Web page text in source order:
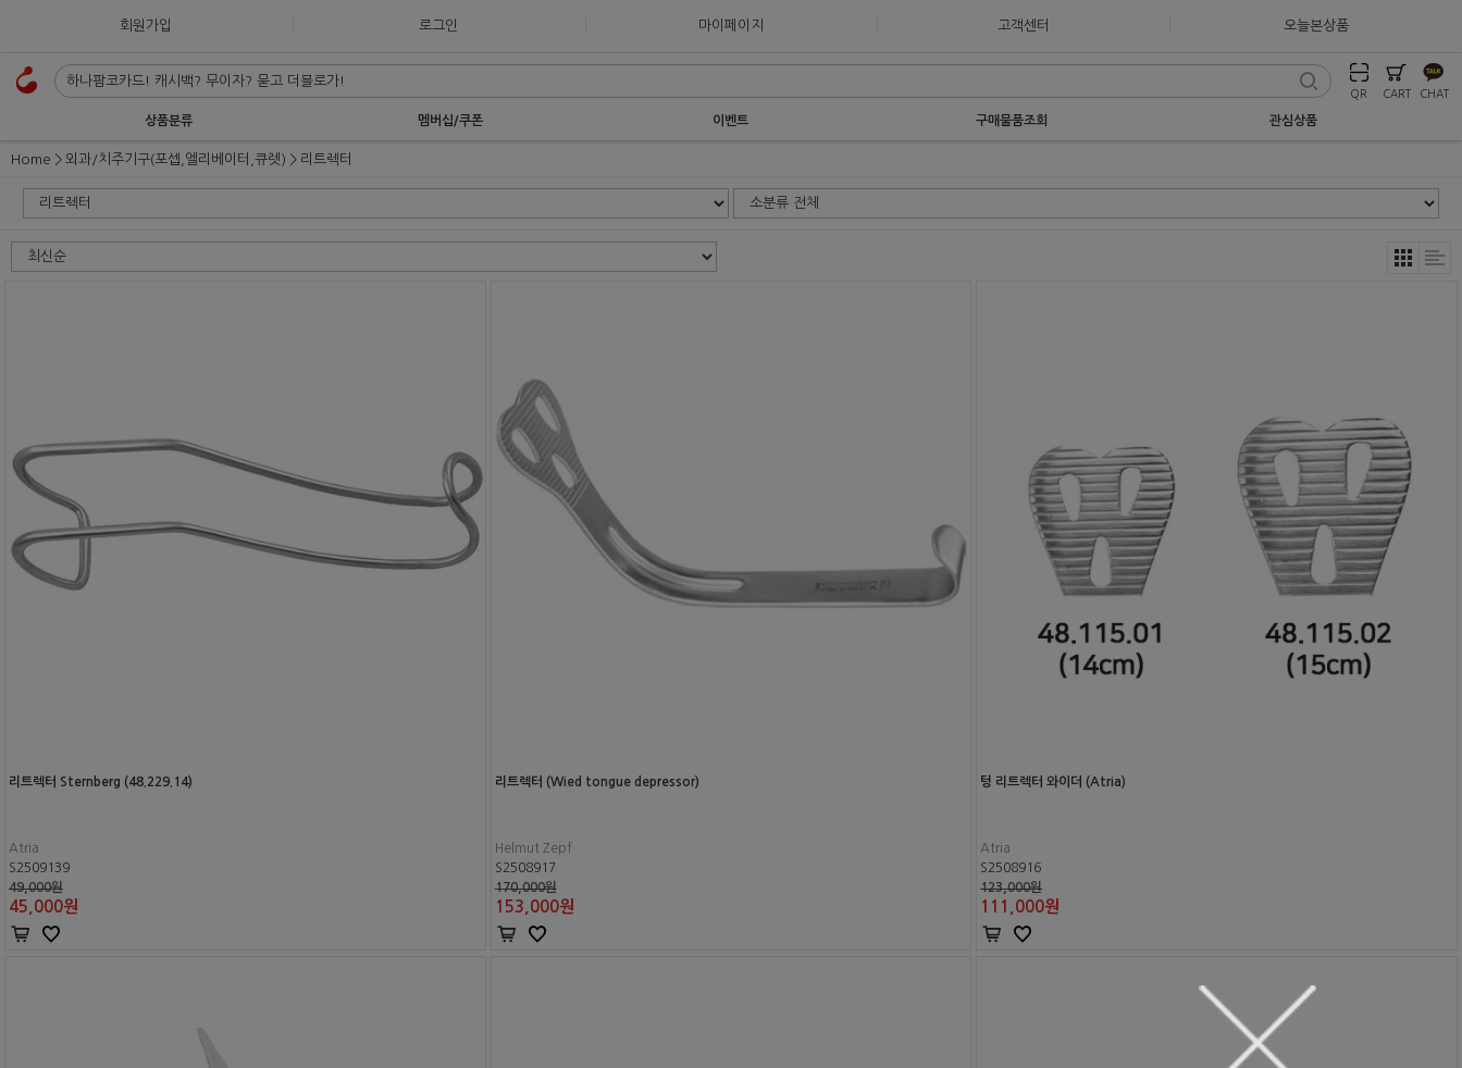
회원가입 로그인 마이페이지 고객센터 오늘본상품
QR CART CHAT
상품분류 멤버십/쿠폰 이벤트 구매물품조회 관심상품
Home 외과/치주기구(포셉,엘리베이터,큐렛) 리트렉터
리트렉터 Sternberg (48.229.14)
Atria
S2509139
49,000원
45,000원
리트렉터 (Wied tongue depressor)
Helmut Zepf
S2508917
170,000원
153,000원
텅 리트렉터 와이더 (Atria)
Atria
S2508916
123,000원
111,000원